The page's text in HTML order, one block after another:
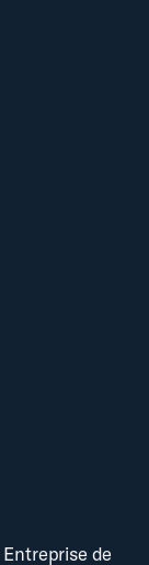
Entreprise de